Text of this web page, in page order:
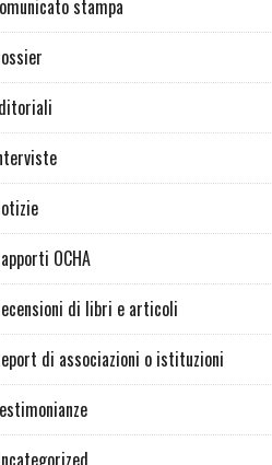
stampa
OCHA
di libri e articoli
di associazioni o istituzioni